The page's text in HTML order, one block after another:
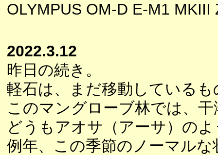
OLYMPUS OM-D E-M1
2022.3.12
昨日の続き。
軽石は、まだ移動している
このマングローブ林では、
どうもアオサ（アーサ）の
例年、この季節のノーマル